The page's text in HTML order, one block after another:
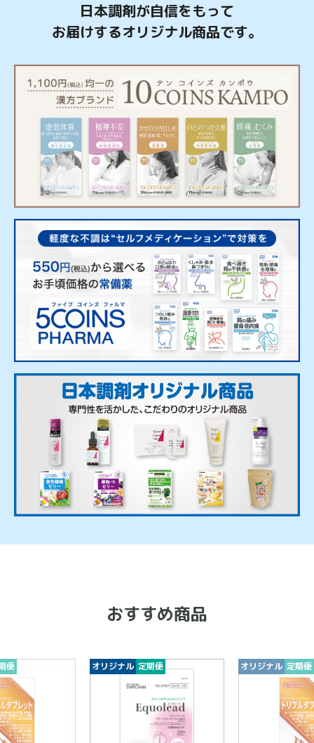
日本調剤が自信をもって
お届けするオリジナル商品です。
おすすめ商品
便 オリジナル 定期便 オリジナル 定期便